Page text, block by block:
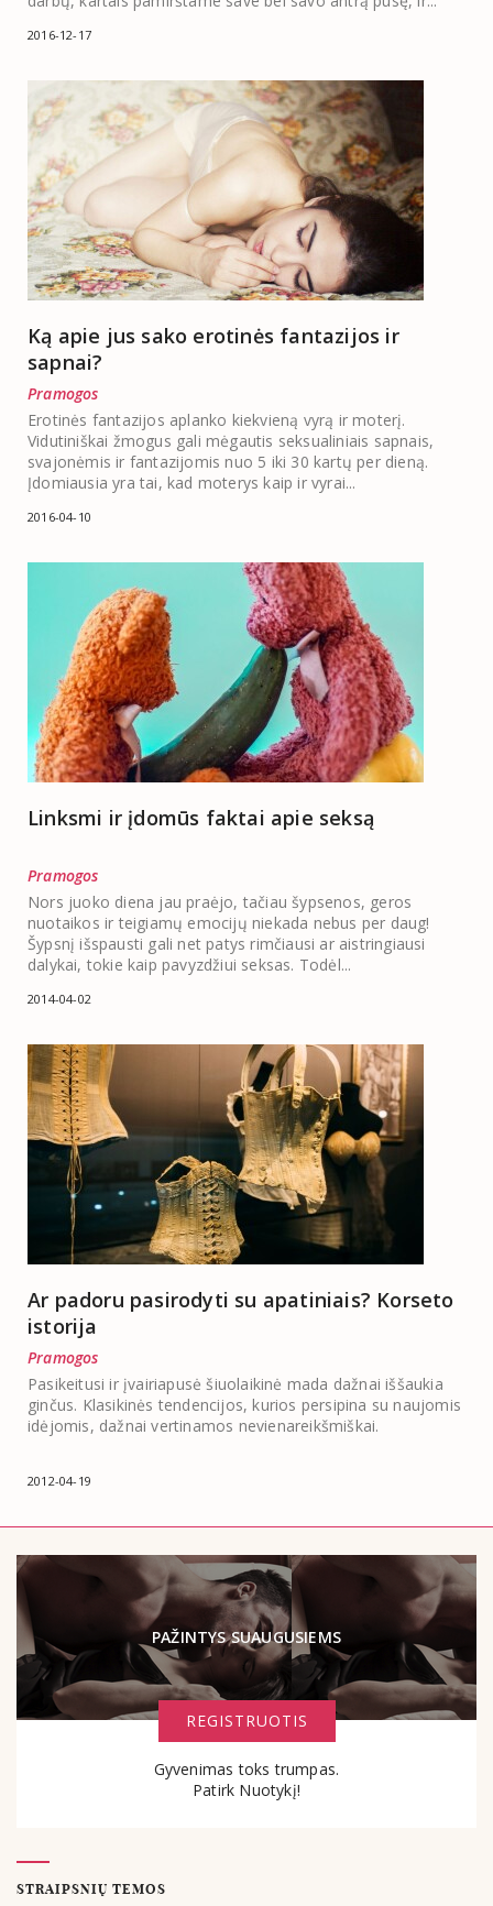
2016-12-17
Ką apie jus sako erotinės fantazijos ir
sapnai?
Pramogos
Erotinės fantazijos aplanko kiekvieną vyrą ir moterį.
Vidutiniškai žmogus gali mėgautis seksualiniais sapnais,
svajonėmis ir fantazijomis nuo 5 iki 30 kartų per dieną.
Įdomiausia yra tai, kad moterys kaip ir vyrai...
2016-04-10
Linksmi ir įdomūs faktai apie seksą
Pramogos
Nors juoko diena jau praėjo, tačiau šypsenos, geros
nuotaikos ir teigiamų emocijų niekada nebus per daug!
Šypsnį išspausti gali net patys rimčiausi ar aistringiausi
dalykai, tokie kaip pavyzdžiui seksas. Todėl...
2014-04-02
Ar padoru pasirodyti su apatiniais? Korseto
istorija
Pramogos
Pasikeitusi ir įvairiapusė šiuolaikinė mada dažnai iššaukia
ginčus. Klasikinės tendencijos, kurios persipina su naujomis
idėjomis, dažnai vertinamos nevienareikšmiškai.
2012-04-19
PAŽINTYS SUAUGUSIEMS
REGISTRUOTIS
Gyvenimas toks trumpas.
Patirk Nuotykį!
STRAIPSNIŲ TEMOS